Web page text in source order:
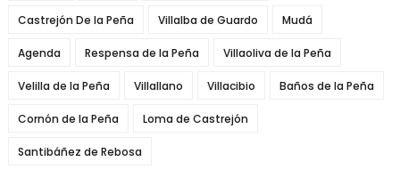
Castrejón De la Peña Villalba de Guardo Mudá
Agenda Respensa de la Peña Villaoliva de la Peña
Velilla de la Peña Villallano Villacibio Baños de la Peña
Cornón de la Peña Loma de Castrejón
Santibáñez de Rebosa